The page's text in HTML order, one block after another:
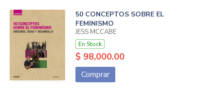
50 CONCEPTOS SOBRE EL
FEMINISMO
JESS MCCABE
En Stock
$ 98,000.00
Comprar